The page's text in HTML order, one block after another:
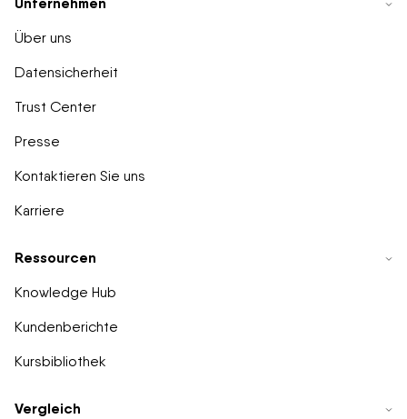
Über uns
Datensicherheit
Trust Center
Presse
Kontaktieren Sie uns
Karriere
Ressourcen
Knowledge Hub
Kundenberichte
Kursbibliothek
Vergleich